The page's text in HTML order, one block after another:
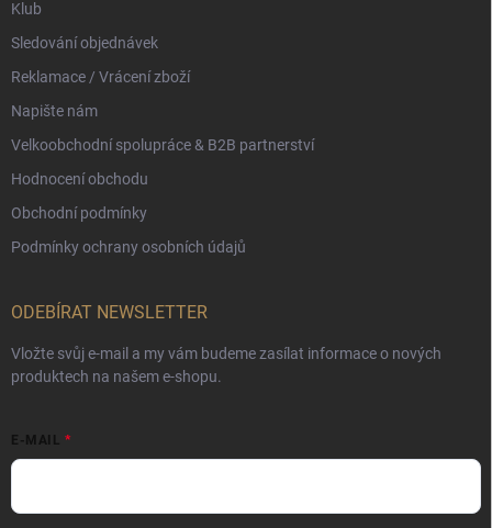
Klub
Sledování objednávek
Reklamace / Vrácení zboží
Napište nám
Velkoobchodní spolupráce & B2B partnerství
Hodnocení obchodu
Obchodní podmínky
Podmínky ochrany osobních údajů
ODEBÍRAT NEWSLETTER
Vložte svůj e-mail a my vám budeme zasílat informace o nových
produktech na našem e-shopu.
E-MAIL